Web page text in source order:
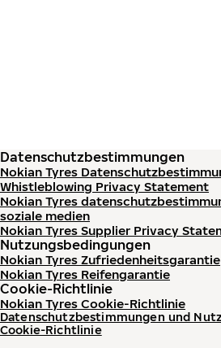
Datenschutzbestimmungen
Nokian Tyres
Whistleblowing Privacy Statement
Nokian Tyres
soziale medien
Nokian Tyres Supplier Privacy
Nutzungsbedingungen
Nokian Tyres Zufriedenheitsgarantie
Nokian Tyres Reifengarantie
Cookie-Richtlinie
Nokian Tyres Cookie-Richtlinie
Datenschutzbestimmungen und
Cookie-Richtlinie